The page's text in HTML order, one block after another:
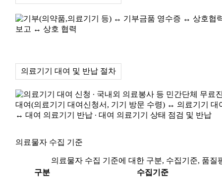
의료기기 대여 및 반납 절차
의료물자 수집 기준
의료물자 수집 기준에 대한 구분, 수집기준, 품질
구분
수집기준